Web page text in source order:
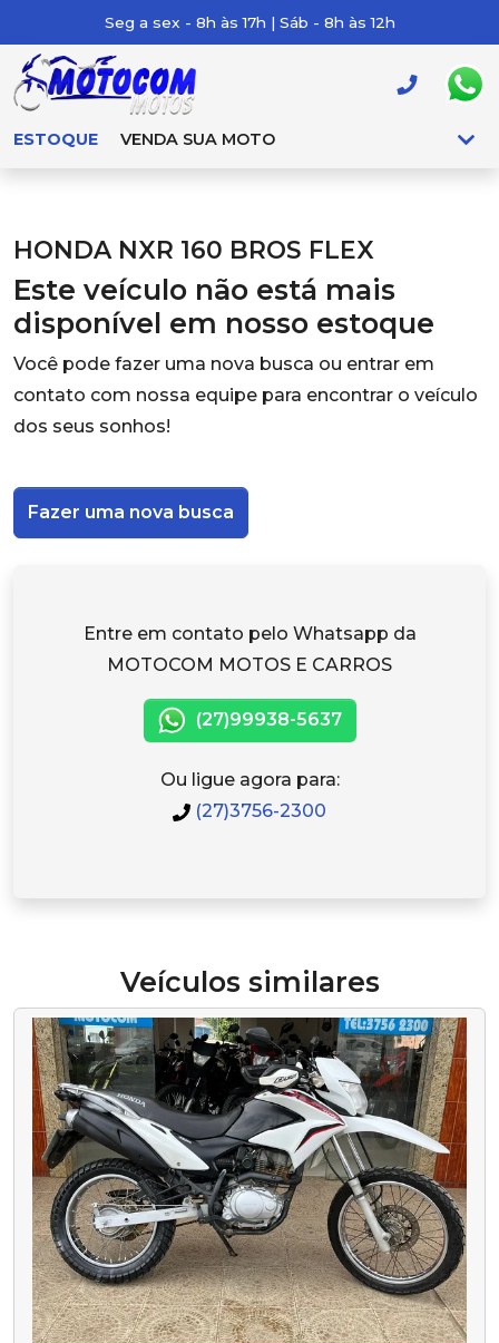
Seg a sex - 8h às 17h | Sáb - 8h às 12h
ESTOQUE VENDA SUA MOTO
HONDA NXR 160 BROS FLEX
Este veículo não está mais
disponível em nosso estoque
Você pode fazer uma nova busca ou entrar em
contato com nossa equipe para encontrar o veículo
dos seus sonhos!
Fazer uma nova busca
Entre em contato pelo Whatsapp da
MOTOCOM MOTOS E CARROS
(27)99938-5637
Ou ligue agora para:
(27)3756-2300
Veículos similares